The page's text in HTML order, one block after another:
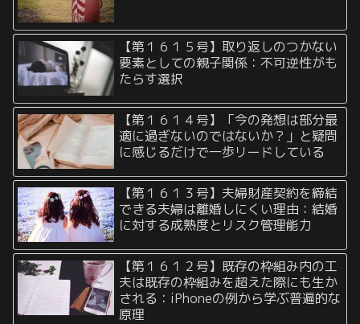
【第１６１５号】取り返しのつかない
要素としての親子関係：不可逆性がも
たらす選択
【第１６１４号】「今の発想は部分最
適に過ぎないのではないか？」と疑問
に感じるだけで一歩リードしている
【第１６１３号】夫婦財産契約を締結
できる夫婦は離婚しにくい理由：結婚
に対する成熟度とリスク管理能力
【第１６１２号】既存の枠組み内の工
夫は既存の枠組みを超えた際にも生か
される：iPhoneの例から学ぶ普遍的な
原理